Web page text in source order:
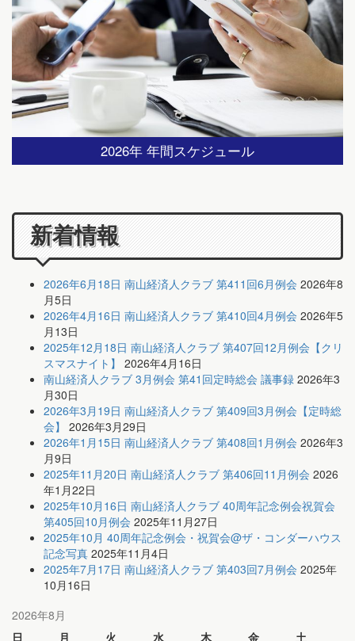
2026年 年間スケジュール
新着情報
2026年6月18日 南山経済人クラブ 第411回6月例会 2026年8
月5日
2026年4月16日 南山経済人クラブ 第410回4月例会 2026年5
月13日
2025年12月18日 南山経済人クラブ 第407回12月例会【クリ
スマスナイト】 2026年4月16日
南山経済人クラブ 3月例会 第41回定時総会 議事録 2026年3
月30日
2026年3月19日 南山経済人クラブ 第409回3月例会【定時総
会】 2026年3月29日
2026年1月15日 南山経済人クラブ 第408回1月例会 2026年3
月9日
2025年11月20日 南山経済人クラブ 第406回11月例会 2026
年1月22日
2025年10月16日 南山経済人クラブ 40周年記念例会祝賀会
第405回10月例会 2025年11月27日
2025年10月 40周年記念例会・祝賀会@ザ・コンダーハウス
記念写真 2025年11月4日
2025年7月17日 南山経済人クラブ 第403回7月例会 2025年
10月16日
2026年8月
日
月 火 水 木 金
土